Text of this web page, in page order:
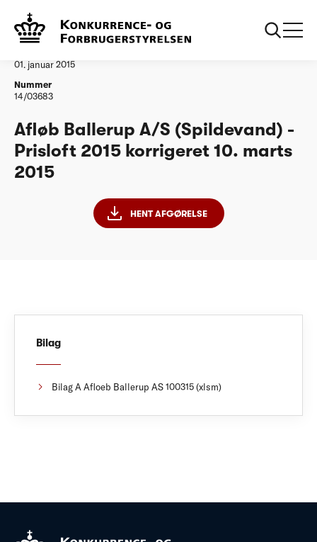
Vandtilsyn
01. januar 2015
Nummer
14/03683
Afløb Ballerup A/S (Spildevand) -
Prisloft 2015 korrigeret 10. marts
2015
HENT AFGØRELSE
Bilag
Bilag A Afloeb Ballerup AS 100315 (xlsm)